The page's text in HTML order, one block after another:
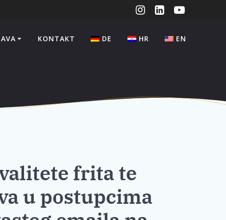
KONTAKT DE HR EN
frita te
u postupcima